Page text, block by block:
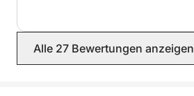
Alle 27 Bewertungen anzeigen